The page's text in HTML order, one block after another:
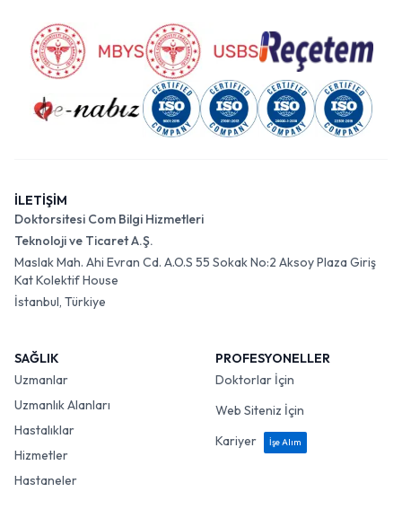
İLETİŞİM
Doktorsitesi Com Bilgi Hizmetleri
Teknoloji ve Ticaret A.Ş.
Maslak Mah. Ahi Evran Cd. A.O.S 55 Sokak No:2 Aksoy Plaza Giriş
Kat Kolektif House
İstanbul, Türkiye
SAĞLIK
Uzmanlar
Uzmanlık Alanları
Hastalıklar
Hizmetler
Hastaneler
PROFESYONELLER
Doktorlar İçin
Web Siteniz İçin
Kariyer
İşe Alım